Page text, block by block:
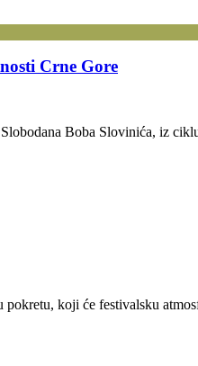
Crne Gore
Boba Slovinića, iz
koji će festivalsku